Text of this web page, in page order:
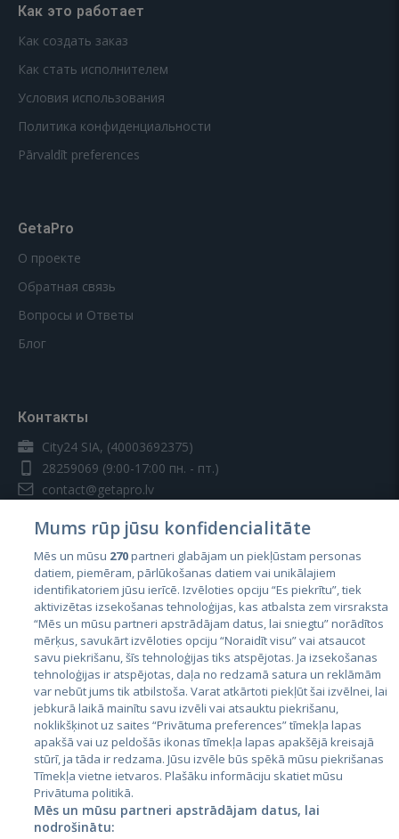
Как это работает
Как создать заказ
Как стать исполнителем
Условия использования
Политика конфиденциальности
Pārvaldīt preferences
GetaPro
О проекте
Обратная связь
Вопросы и Ответы
Блог
Контакты
City24 SIA, (40003692375)
28259069 (9:00-17:00 пн. - пт.)
contact@getapro.lv
Страны
Эстония
Латвия
Литва
Mums rūp jūsu konfidencialitāte
Mēs un mūsu 270partneri glabājam un piekļūstam personas
datiem, piemēram, pārlūkošanas datiem vai unikālajiem
identifikatoriem jūsu ierīcē. Izvēloties opciju “Es piekrītu”, tiek
aktivizētas izsekošanas tehnoloģijas, kas atbalsta zem virsraksta
“Mēs un mūsu partneri apstrādājam datus, lai sniegtu” norādītos
mērķus, savukārt izvēloties opciju “Noraidīt visu” vai atsaucot
savu piekrišanu, šīs tehnoloģijas tiks atspējotas. Ja izsekošanas
tehnoloģijas ir atspējotas, daļa no redzamā satura un reklāmām
var nebūt jums tik atbilstoša. Varat atkārtoti piekļūt šai izvēlnei, lai
jebkurā laikā mainītu savu izvēli vai atsauktu piekrišanu,
noklikšķinot uz saites “Privātuma preferences” tīmekļa lapas
apakšā vai uz peldošās ikonas tīmekļa lapas apakšējā kreisajā
stūrī, ja tāda ir redzama. Jūsu izvēle būs spēkā mūsu piekrišanas
Tīmekļa vietne ietvaros. Plašāku informāciju skatiet mūsu
Privātuma politikā.
Mēs un mūsu partneri apstrādājam datus, lai
nodrošinātu: